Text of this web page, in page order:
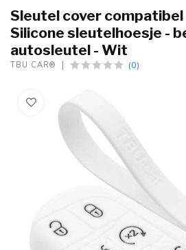
Sleutel cover compatibel
Silicone sleutelhoesje -
autosleutel - Wit
TBU CAR® (0)